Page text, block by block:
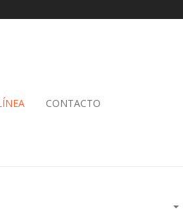
CONTACTO